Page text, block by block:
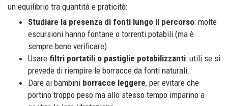
un equilibrio tra quantità e praticità:
Studiare la presenza di fonti lungo il percorso: molte
escursioni hanno fontane o torrenti potabili (ma è
sempre bene verificare).
Usare filtri portatili o pastiglie potabilizzanti: utili se si
prevede di riempire le borracce da fonti naturali.
Dare ai bambini borracce leggere, per evitare che
portino troppo peso ma allo stesso tempo imparino a